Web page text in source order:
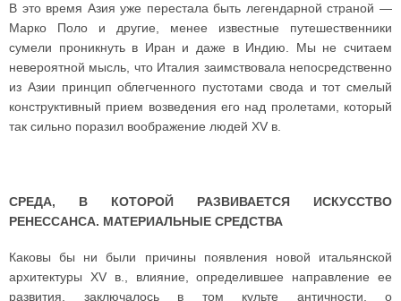
В это время Азия уже перестала быть легендарной страной —
Марко Поло и другие, менее известные путешественники
сумели проникнуть в Иран и даже в Индию. Мы не считаем
невероятной мысль, что Италия заимствовала непосредственно
из Азии принцип облегченного пустотами свода и тот смелый
конструктивный прием возведения его над пролетами, который
так сильно поразил воображение людей XV в.
СРЕДА, В КОТОРОЙ РАЗВИВАЕТСЯ ИСКУССТВО
РЕНЕССАНСА. МАТЕРИАЛЬНЫЕ СРЕДСТВА
Каковы бы ни были причины появления новой итальянской
архитектуры XV в., влияние, определившее направление ее
развития, заключалось в том культе античности, о